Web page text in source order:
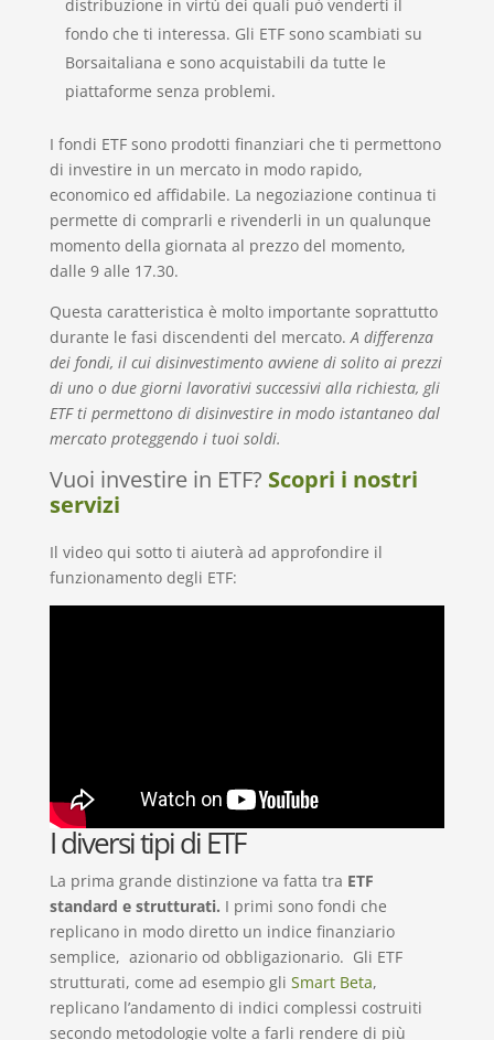
distribuzione in virtù dei quali può venderti il
fondo che ti interessa. Gli ETF sono scambiati su
Borsaitaliana e sono acquistabili da tutte le
piattaforme senza problemi.
I fondi ETF sono prodotti finanziari che ti permettono
di investire in un mercato in modo rapido,
economico ed affidabile. La negoziazione continua ti
permette di comprarli e rivenderli in un qualunque
momento della giornata al prezzo del momento,
dalle 9 alle 17.30.
Questa caratteristica è molto importante soprattutto
durante le fasi discendenti del mercato.A differenza
dei fondi, il cui disinvestimento avviene di solito ai prezzi
di uno o due giorni lavorativi successivi alla richiesta, gli
ETF ti permettono di disinvestire in modo istantaneo dal
mercato proteggendo i tuoi soldi.
Vuoi investire in ETF? Scopri i nostri
servizi
Il video qui sotto ti aiuterà ad approfondire il
funzionamento degli ETF:
I diversi tipi di ETF
La prima grande distinzione va fatta tra ETF
standard e strutturati. I primi sono fondi che
replicano in modo diretto un indice finanziario
semplice, azionario od obbligazionario. Gli ETF
strutturati, come ad esempio gli Smart Beta,
replicano l’andamento di indici complessi costruiti
secondo metodologie volte a farli rendere di più